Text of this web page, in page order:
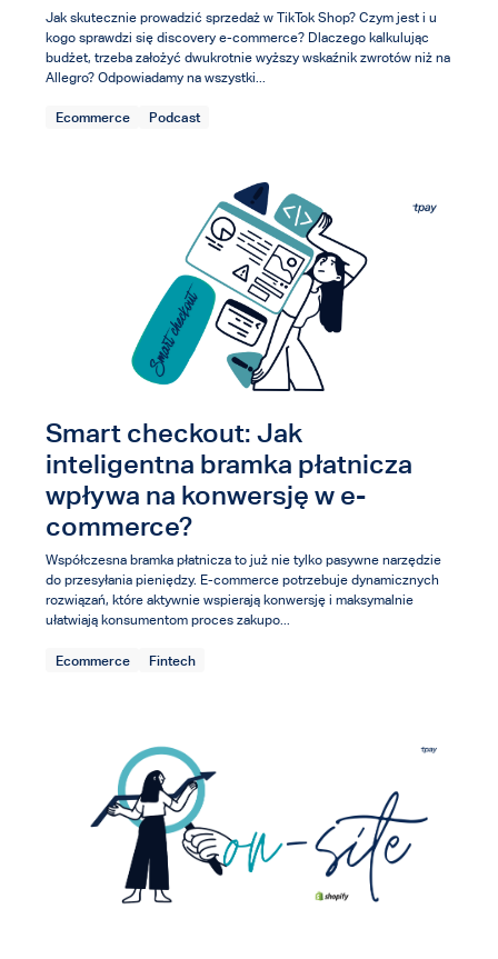
Jak skutecznie prowadzić sprzedaż w TikTok Shop? Czym jest i u
kogo sprawdzi się discovery e-commerce? Dlaczego kalkulując
budżet, trzeba założyć dwukrotnie wyższy wskaźnik zwrotów niż na
Allegro? Odpowiadamy na wszystki...
Ecommerce Podcast
Smart checkout: Jak
inteligentna bramka płatnicza
wpływa na konwersję w e-
commerce?
Współczesna bramka płatnicza to już nie tylko pasywne narzędzie
do przesyłania pieniędzy. E-commerce potrzebuje dynamicznych
rozwiązań, które aktywnie wspierają konwersję i maksymalnie
ułatwiają konsumentom proces zakupo...
Ecommerce Fintech